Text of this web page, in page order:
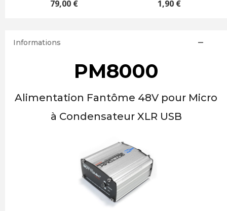
79,00 € 1,90 €
Informations
PM8000
Alimentation Fantôme 48V pour Micro
à Condensateur XLR USB